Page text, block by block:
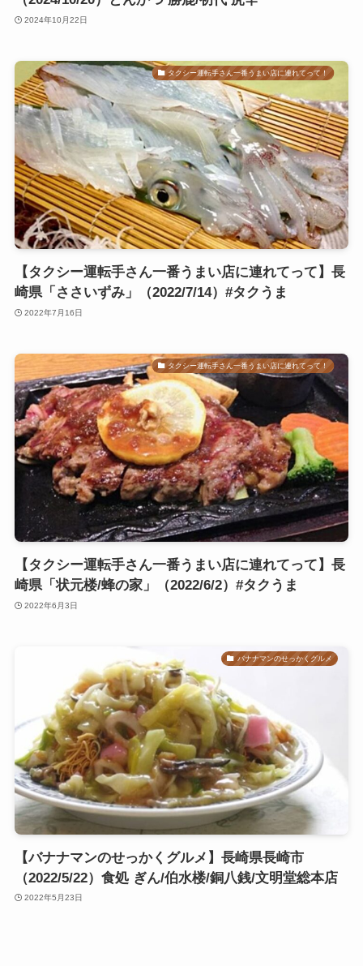
2024年10月22日
タクシー運転手さん一番うまい店に連れてって！
【タクシー運転手さん一番うまい店に連れてって】長
崎県「ささいずみ」（2022/7/14）#タクうま
2022年7月16日
タクシー運転手さん一番うまい店に連れてって！
【タクシー運転手さん一番うまい店に連れてって】長
崎県「状元楼/蜂の家」（2022/6/2）#タクうま
2022年6月3日
バナナマンのせっかくグルメ
【バナナマンのせっかくグルメ】長崎県長崎市
（2022/5/22）食処 ぎん/伯水楼/銅八銭/文明堂総本店
2022年5月23日